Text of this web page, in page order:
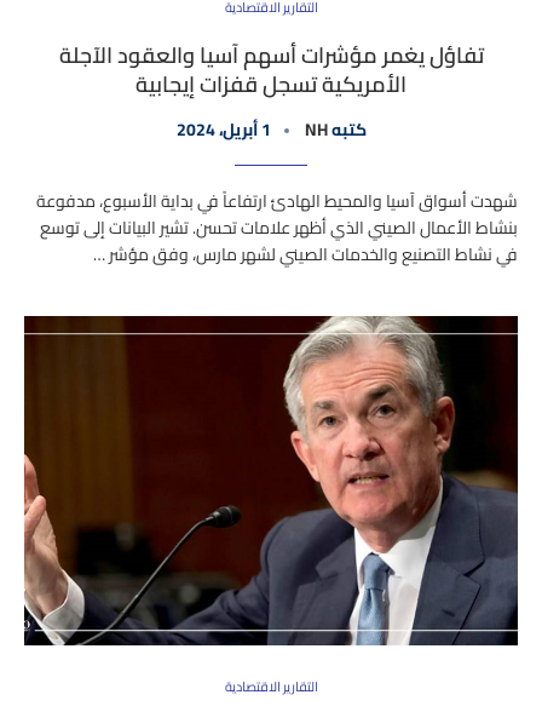
التقارير الاقتصادية
تفاؤل يغمر مؤشرات أسهم آسيا والعقود الآجلة
الأمريكية تسجل قفزات إيجابية
كتبهNH 1 أبريل، 2024
شهدت أسواق آسيا والمحيط الهادئ ارتفاعاً في بداية الأسبوع، مدفوعة
بنشاط الأعمال الصيني الذي أظهر علامات تحسن. تشير البيانات إلى توسع
في نشاط التصنيع والخدمات الصيني لشهر مارس، وفق مؤشر …
التقارير الاقتصادية